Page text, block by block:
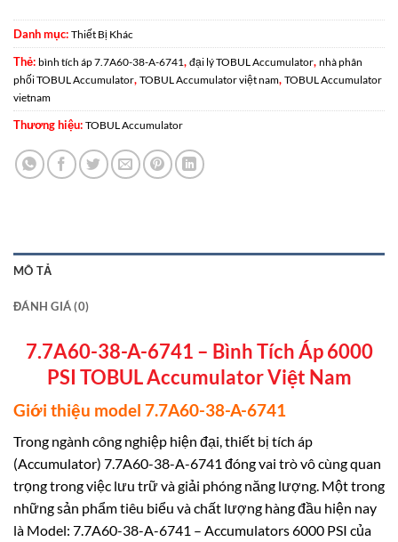
Danh mục: Thiết Bị Khác
Thẻ: bình tích áp 7.7A60-38-A-6741, đại lý TOBUL Accumulator, nhà phân
phối TOBUL Accumulator, TOBUL Accumulator việt nam, TOBUL Accumulator
vietnam
Thương hiệu: TOBUL Accumulator
MÔ TẢ
ĐÁNH GIÁ (0)
7.7A60-38-A-6741 – Bình Tích Áp 6000
PSI TOBUL Accumulator Việt Nam
Giới thiệu model 7.7A60-38-A-6741
Trong ngành công nghiệp hiện đại, thiết bị tích áp
(Accumulator) 7.7A60-38-A-6741 đóng vai trò vô cùng quan
trọng trong việc lưu trữ và giải phóng năng lượng. Một trong
những sản phẩm tiêu biểu và chất lượng hàng đầu hiện nay
là Model: 7.7A60-38-A-6741 – Accumulators 6000 PSI của